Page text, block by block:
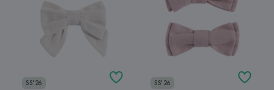
SS'26 SS'26